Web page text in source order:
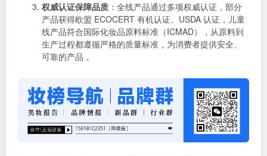
权威认证保障品质 ：全线产品通过多项权威认证，部分
产品获得欧盟 ECOCERT 有机认证、USDA 认证，儿童
线产品符合国际化妆品原料标准（ICMAD），从原料到
生产过程都遵循严格的质量标准，为消费者提供安全、
可靠的产品 。